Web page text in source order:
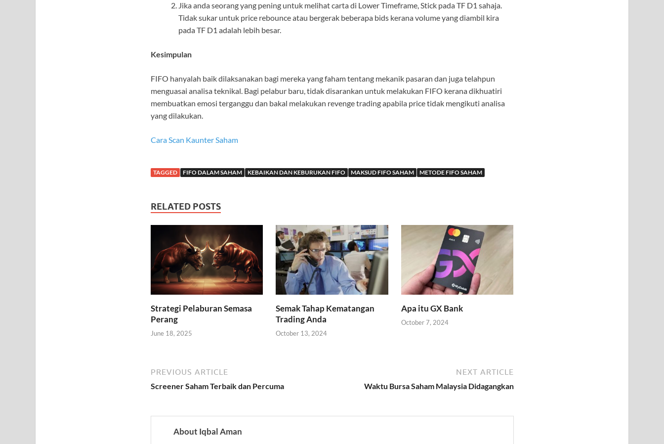
Jika anda seorang yang pening untuk melihat carta di Lower Timeframe, Stick pada TF D1 sahaja.
Tidak sukar untuk price rebounce atau bergerak beberapa bids kerana volume yang diambil kira
pada TF D1 adalah lebih besar.
Kesimpulan
FIFO hanyalah baik dilaksanakan bagi mereka yang faham tentang mekanik pasaran dan juga telahpun
menguasai analisa teknikal. Bagi pelabur baru, tidak disarankan untuk melakukan FIFO kerana dikhuatiri
membuatkan emosi terganggu dan bakal melakukan revenge trading apabila price tidak mengikuti analisa
yang dilakukan.
Cara Scan Kaunter Saham
TAGGED FIFO DALAM SAHAM KEBAIKAN DAN KEBURUKAN FIFO MAKSUD FIFO SAHAM METODE FIFO SAHAM
RELATED POSTS
Strategi Pelaburan Semasa
Perang
June 18, 2025
Semak Tahap Kematangan
Trading Anda
October 13, 2024
Apa itu GX Bank
October 7, 2024
PREVIOUS ARTICLE
Screener Saham Terbaik dan Percuma
NEXT ARTICLE
Waktu Bursa Saham Malaysia Didagangkan
About Iqbal Aman